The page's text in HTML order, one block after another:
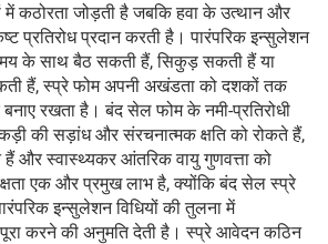
में कठोरता जोड़ती है जबकि हवा के उत्थान और
प्रतिरोध प्रदान करती है। पारंपरिक इन्सुलेशन
के साथ बैठ सकती हैं, सिकुड़ सकती हैं या
हैं, स्प्रे फोम अपनी अखंडता को दशकों तक
बनाए रखता है। बंद सेल फोम के नमी-प्रतिरोधी
की सड़ांध और संरचनात्मक क्षति को रोकते हैं,
हैं और स्वास्थ्यकर आंतरिक वायु गुणवत्ता को
एक और प्रमुख लाभ है, क्योंकि बंद सेल स्प्रे
इन्सुलेशन विधियों की तुलना में
करने की अनुमति देती है। स्प्रे आवेदन कठिन